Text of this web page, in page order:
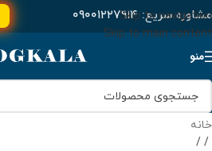
Skip to navigation
Skip to main content
مشاوره سریع:۰۹۰۰۱۲۲۷۹۱۴
منو
خانه
/